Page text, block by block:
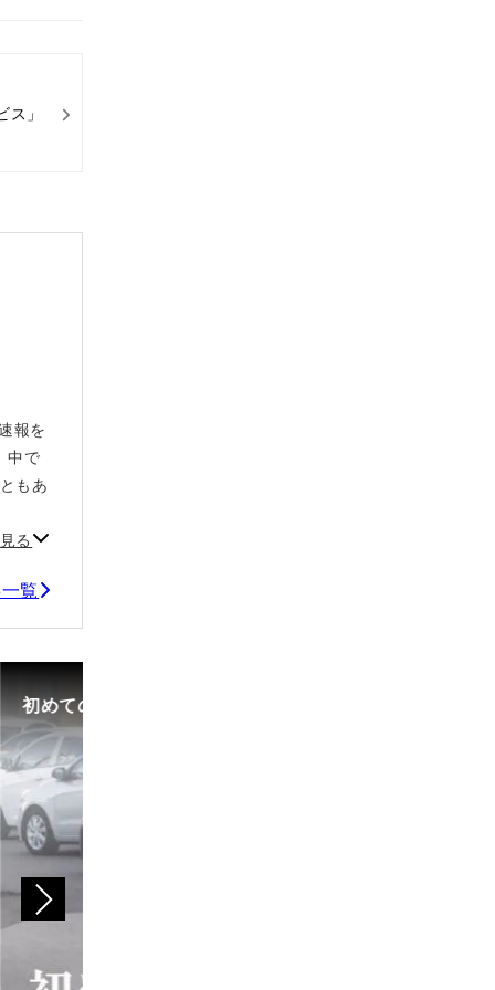
」
報を
中で
もあ
る
覧
初めての中古車選び、購入時の流れや必要な書類などに